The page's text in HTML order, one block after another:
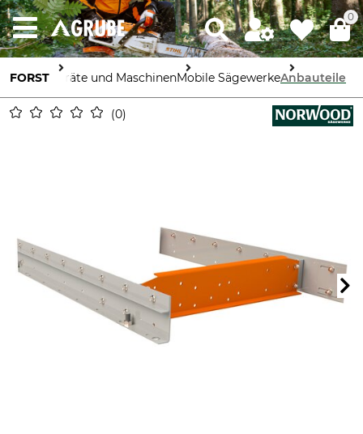
0
FORST Geräte und MaschinenMobile SägewerkeAnbauteile
0